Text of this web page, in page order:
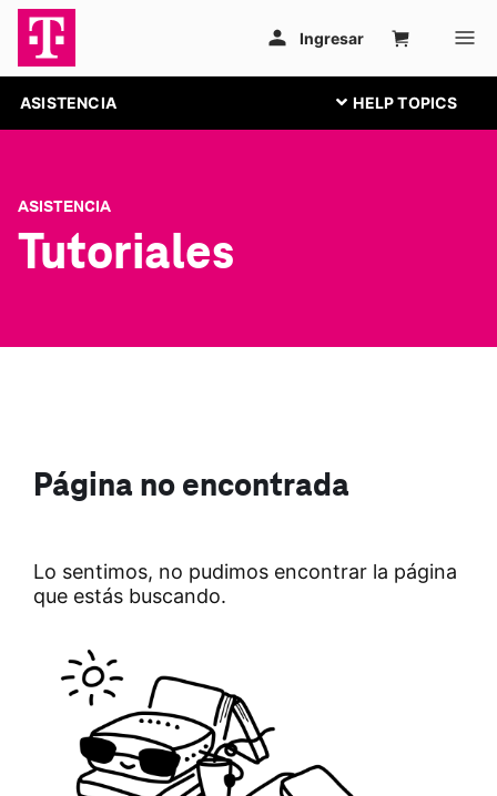
ASISTENCIA
ASISTENCIA
Tutoriales